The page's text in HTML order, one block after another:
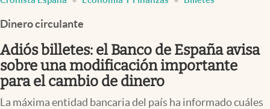
España
Dinero circulante
Adiós billetes: el Banco de España avisa
sobre una modificación importante
para el cambio de dinero
La máxima entidad bancaria del país ha informado cuáles